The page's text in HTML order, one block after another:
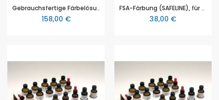
Gebrauchsfertige Färbelösungen für die Mikroskopie, mit 16 Färbelösungen
158,00 €
FSA-Färbung (SAFELINE), für Histologie und/oder Zytologie zum Färben botanischer Proben
38,00 €